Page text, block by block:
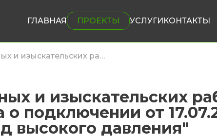
ГЛАВНАЯ ПРОЕКТЫ УСЛУГИКОНТАКТЫ
Выполнение проектных и изыскательских работ в соответствии с условиями Договора о подключении от 17.07.2023 № 00/156-К0173-23 по объекту: "Газопровод высокого давления"
и изыскательских
подключении от
высокого давления"